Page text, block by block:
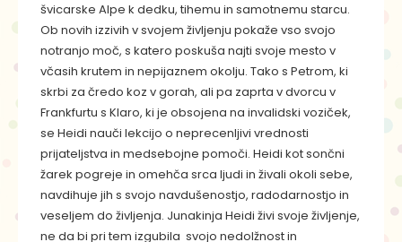
švicarske Alpe k dedku, tihemu in samotnemu starcu.
Ob novih izzivih v svojem življenju pokaže vso svojo
notranjo moč, s katero poskuša najti svoje mesto v
včasih krutem in nepijaznem okolju. Tako s Petrom, ki
skrbi za čredo koz v gorah, ali pa zaprta v dvorcu v
Frankfurtu s Klaro, ki je obsojena na invalidski voziček,
se Heidi nauči lekcijo o neprecenljivi vrednosti
prijateljstva in medsebojne pomoči. Heidi kot sončni
žarek pogreje in omehča srca ljudi in živali okoli sebe,
navdihuje jih s svojo navdušenostjo, radodarnostjo in
veseljem do življenja. Junakinja Heidi živi svoje življenje,
ne da bi pri tem izgubila svojo nedolžnost in